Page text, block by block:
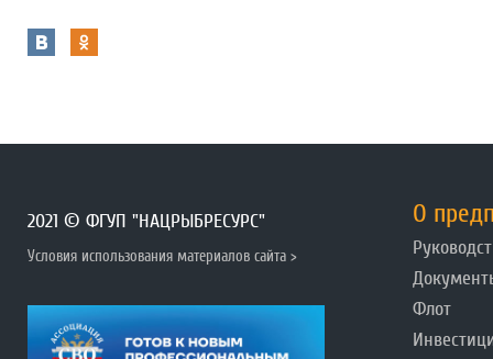
2021 © ФГУП "НАЦРЫБРЕСУРС"
Условия использования материалов сайта >
О
Флот